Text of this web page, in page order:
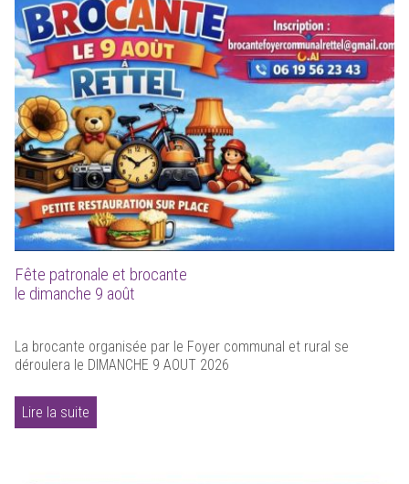
Fête patronale et brocante
le dimanche 9 août
La brocante organisée par le Foyer communal et rural se
déroulera le DIMANCHE 9 AOUT 2026
Lire la suite